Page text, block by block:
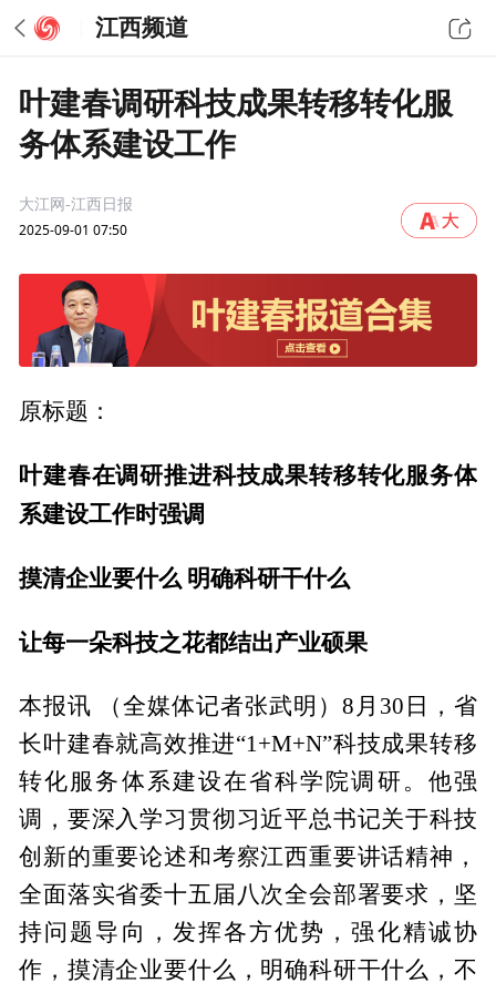
江西频道
叶建春调研科技成果转移转化服
务体系建设工作
大江网-江西日报
2025-09-01 07:50
原标题：
叶建春在调研推进科技成果转移转化服务体
系建设工作时强调
摸清企业要什么 明确科研干什么
让每一朵科技之花都结出产业硕果
本报讯 （全媒体记者张武明）8月30日，省
长叶建春就高效推进“1+M+N”科技成果转移
转化服务体系建设在省科学院调研。他强
调，要深入学习贯彻习近平总书记关于科技
创新的重要论述和考察江西重要讲话精神，
全面落实省委十五届八次全会部署要求，坚
持问题导向，发挥各方优势，强化精诚协
作，摸清企业要什么，明确科研干什么，不